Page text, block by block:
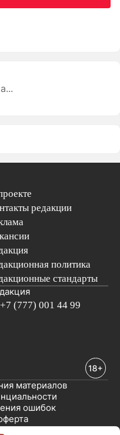
редакции
политика
стандарты
+7 (777) 001 44 99
ошибок
материалов